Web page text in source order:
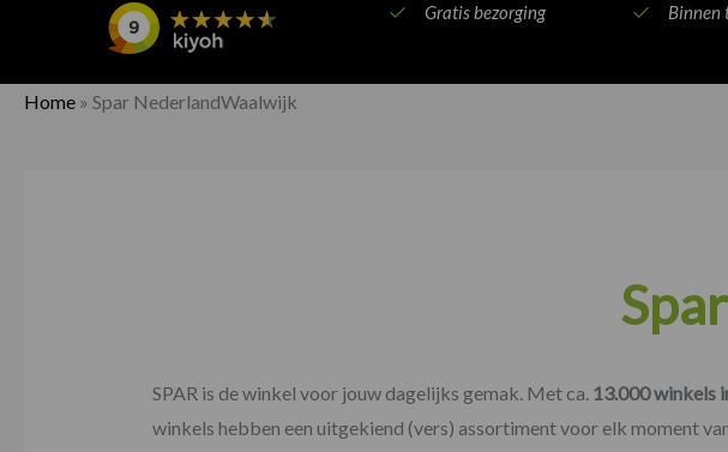
Gratis bezorging Binnen
Home » Spar NederlandWaalwijk
SPAR is de winkel voor jouw dagelijks gemak. Met ca. 13.000 winkels
winkels hebben een uitgekiend (vers) assortiment voor elk moment